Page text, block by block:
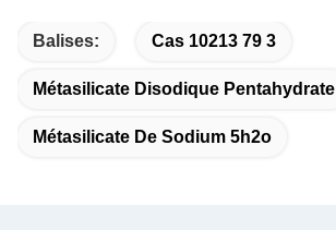
Balises: Cas 10213 79 3
Métasilicate Disodique Pentahydrate
Métasilicate De Sodium 5h2o